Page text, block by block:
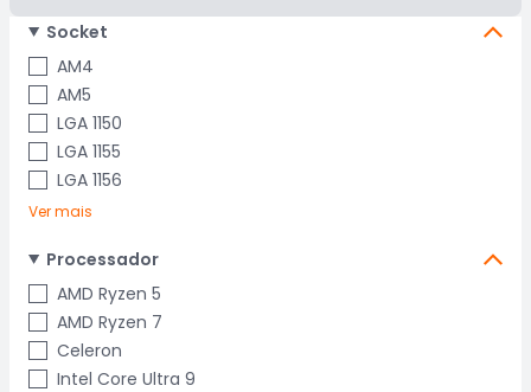
Socket
AM4
AM5
LGA 1150
LGA 1155
LGA 1156
Ver mais
Processador
AMD Ryzen 5
AMD Ryzen 7
Celeron
Intel Core Ultra 9